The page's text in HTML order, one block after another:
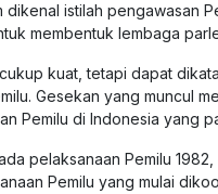
istilah pengawasan
membentuk lembaga
kuat, tetapi dapat
Gesekan yang muncul
Pemilu di Indonesia yang
pelaksanaan Pemilu
Pemilu yang mulai